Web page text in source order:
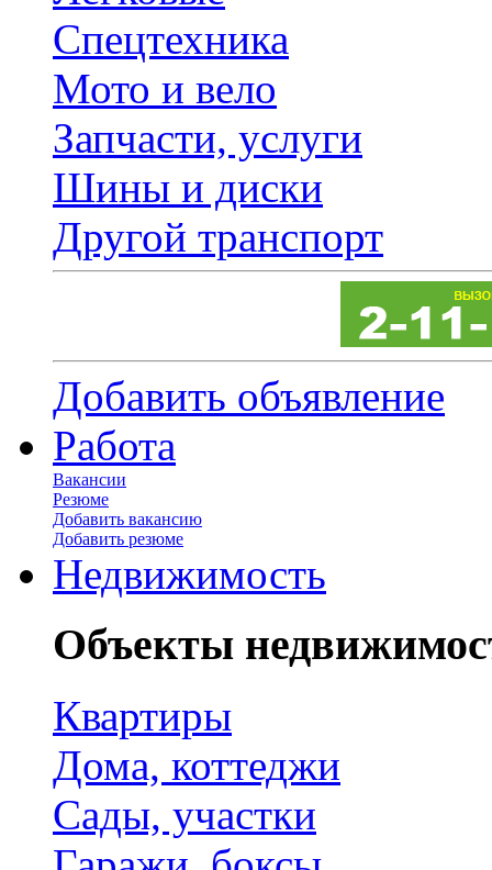
Спецтехника
Мото и вело
Запчасти, услуги
Шины и диски
Другой транспорт
Добавить объявление
Работа
Вакансии
Резюме
Добавить вакансию
Добавить резюме
Недвижимость
Объекты
Квартиры
Дома, коттеджи
Сады, участки